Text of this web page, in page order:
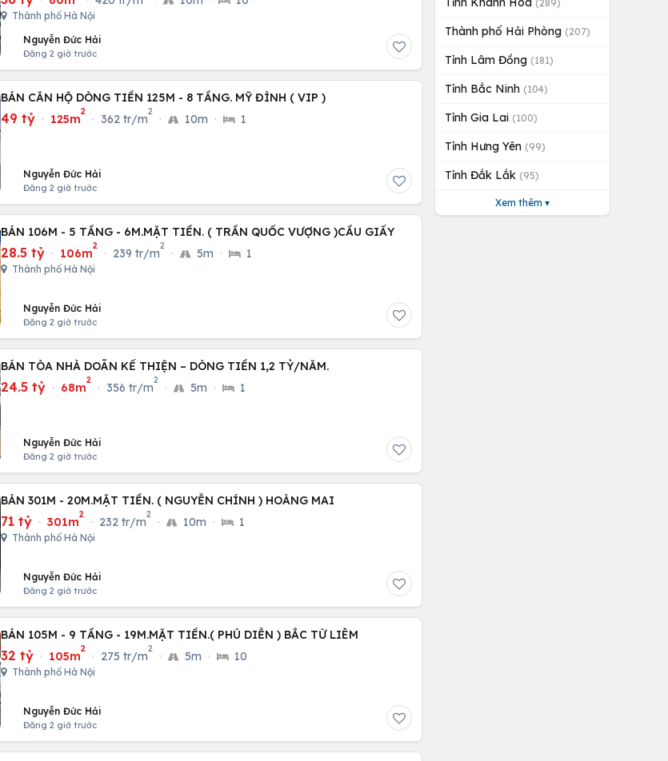
Thành phố Hà Nội
Nguyễn Đức Hải
Đăng 2 giờ trước
BÁN CĂN HỘ DÒNG TIỀN 125M - 8 TẦNG. MỸ ĐÌNH ( VIP )
49 tỷ · 125m
2
· 362 tr/m
2
· 10m · 1
Nguyễn Đức Hải
Đăng 2 giờ trước
BÁN 106M - 5 TẦNG - 6M.MẶT TIỀN. ( TRẦN QUỐC VƯỢNG )CẦU GIẤY
28.5 tỷ · 106m
2
· 239 tr/m
2
· 5m · 1
Thành phố Hà Nội
Nguyễn Đức Hải
Đăng 2 giờ trước
BÁN TÒA NHÀ DOÃN KẾ THIỆN – DÒNG TIỀN 1,2 TỶ/NĂM.
24.5 tỷ · 68m
2
· 356 tr/m
2
· 5m · 1
Nguyễn Đức Hải
Đăng 2 giờ trước
BÁN 301M - 20M.MẶT TIỀN. ( NGUYỄN CHÍNH ) HOÀNG MAI
71 tỷ · 301m
2
· 232 tr/m
2
· 10m · 1
Thành phố Hà Nội
Nguyễn Đức Hải
Đăng 2 giờ trước
BÁN 105M - 9 TẦNG - 19M.MẶT TIỀN.( PHÚ DIỄN ) BẮC TỪ LIÊM
32 tỷ · 105m
2
· 275 tr/m
2
· 5m · 10
Thành phố Hà Nội
Nguyễn Đức Hải
Đăng 2 giờ trước
(289)
Thành phố Hải Phòng (207)
Tỉnh Lâm Đồng (181)
Tỉnh Bắc Ninh (104)
Tỉnh Gia Lai (100)
Tỉnh Hưng Yên (99)
Tỉnh Đắk Lắk (95)
Xem thêm ▾